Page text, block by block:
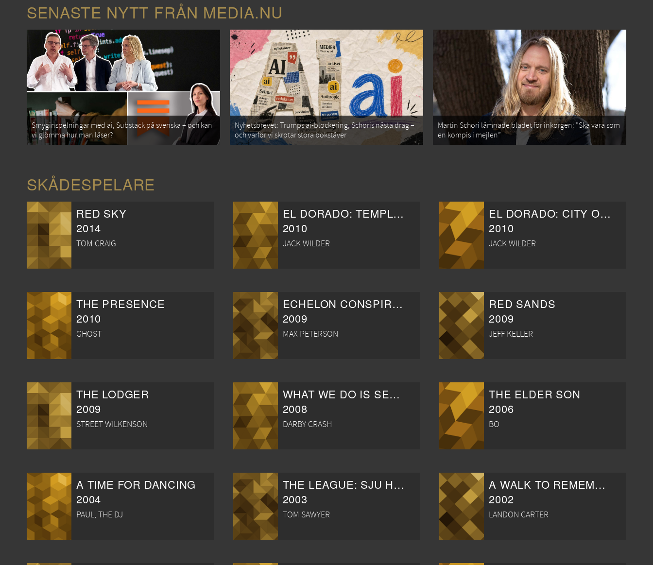
SENASTE NYTT FRÅN MEDIA.NU
Smyginspelningar med ai, Substack på svenska – och kan
vi glömma hur man läser?
Nyhetsbrevet: Trumps ai-blockering, Schoris nästa drag –
och varför vi skrotar stora bokstäver
Martin Schori lämnade bladet för inkorgen: ”Ska vara som
en kompis i mejlen”
SKÅDESPELARE
RED SKY
2014
TOM CRAIG
EL DORADO: TEMPLE OF THE SUN
2010
JACK WILDER
EL DORADO: CITY OF GOLD
2010
JACK WILDER
THE PRESENCE
2010
GHOST
ECHELON CONSPIRACY
2009
MAX PETERSON
RED SANDS
2009
JEFF KELLER
THE LODGER
2009
STREET WILKENSON
WHAT WE DO IS SECRET
2008
DARBY CRASH
THE ELDER SON
2006
BO
A TIME FOR DANCING
2004
PAUL, THE DJ
THE LEAGUE: SJU HJÄLTAR I EN KLASS FÖR SIG
2003
TOM SAWYER
A WALK TO REMEMBER
2002
LANDON CARTER